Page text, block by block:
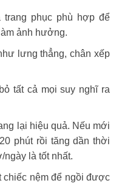
trang phục phù hợp để
ảnh hưởng.
lưng thẳng, chân xếp
tất cả mọi suy nghĩ ra
lại hiệu quả. Nếu mới
phút rồi tăng dần thời
là tốt nhất.
chiếc nệm để ngồi được